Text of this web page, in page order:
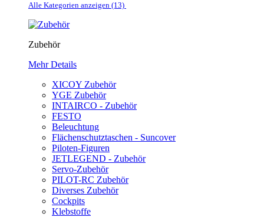
Alle Kategorien anzeigen (13)
Zubehör
Mehr Details
XICOY Zubehör
YGE Zubehör
INTAIRCO - Zubehör
FESTO
Beleuchtung
Flächenschutztaschen - Suncover
Piloten-Figuren
JETLEGEND - Zubehör
Servo-Zubehör
PILOT-RC Zubehör
Diverses Zubehör
Cockpits
Klebstoffe